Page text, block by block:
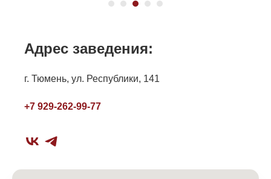
Адрес заведения:
г. Тюмень, ул. Республики, 141
+7 929-262-99-77